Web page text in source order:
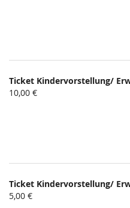
Ticket Kindervorstellung/
10,00 €
Ticket Kindervorstellung/
5,00 €